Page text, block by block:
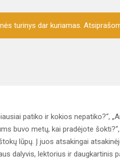
turinys dar kuriamas.
patiko ir kokios nepatiko?“,
buvo metų, kai pradėjote
lūpų. Į juos atsakingai
dalyvis, lektorius ir daugkartinis